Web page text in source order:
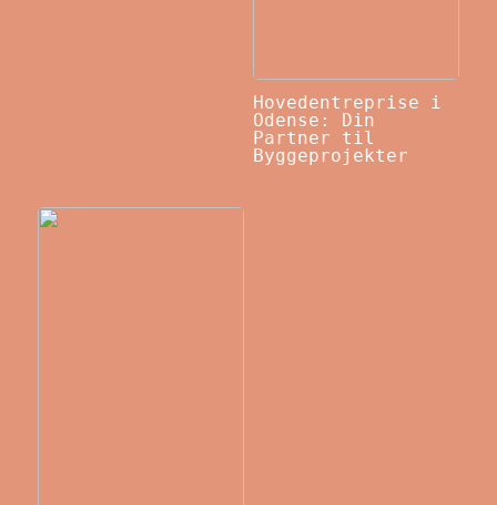
Hovedentreprise i
Odense: Din
Partner til
Byggeprojekter